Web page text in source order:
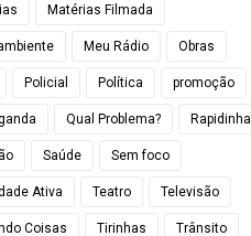
Matérias Filmada
Meu Rádio Obras
Policial Política promoção
Qual Problema? Rapidinha
Saúde Sem foco
Ativa Teatro Televisão
Coisas Tirinhas Trânsito